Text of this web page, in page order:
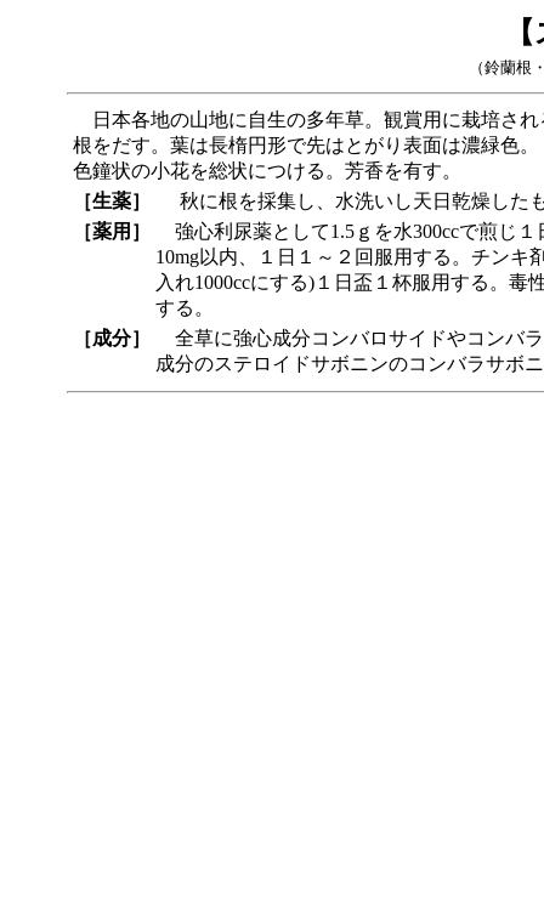
（鈴蘭
日本各地の山地に自生の多年草。観賞用に栽培さ
根をだす。葉は長楕円形で先はとがり表面は濃緑色
色鐘状の小花を総状につける。芳香を有す。
［生薬］
秋に根を採集し、水洗いし天日乾燥した
［薬用］
強心利尿薬として1.5ｇを水300ccで煎じ
10mg以内、１日１～２回服用する。チンキ
入れ1000ccにする)１日盃１杯服用する。毒
する。
［成分］
全草に強心成分コンバロサイドやコンバ
成分のステロイドサボニンのコンバラサボ